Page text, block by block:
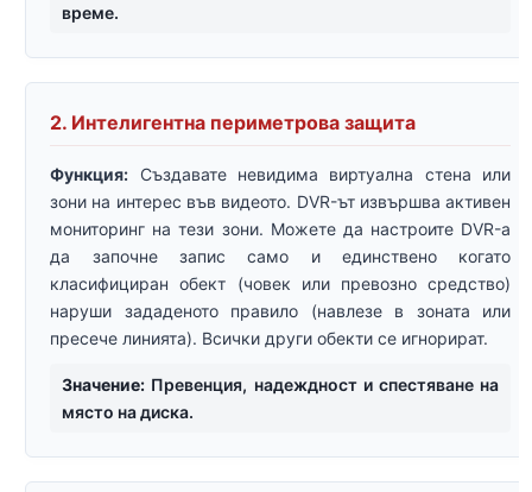
време.
2. Интелигентна периметрова защита
Функция: Създавате невидима виртуална стена или
зони на интерес във видеото. DVR-ът извършва активен
мониторинг на тези зони. Можете да настроите DVR-а
да започне запис само и единствено когато
класифициран обект (човек или превозно средство)
наруши зададеното правило (навлезе в зоната или
пресече линията). Всички други обекти се игнорират.
Значение: Превенция, надеждност и спестяване на
място на диска.